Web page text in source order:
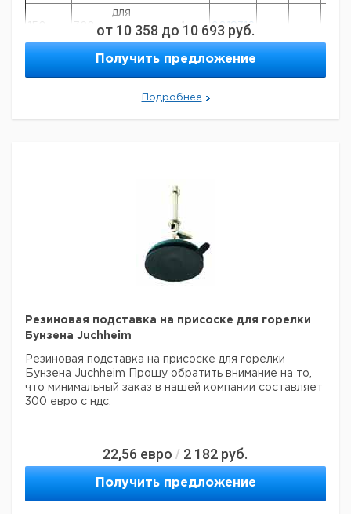
для
природного
газа
1 9018316
для
1 9018317
Прошу обратить внимание на то, что минимальный
заказ в нашей компании составляет 300 евро с ндс.
от 10 358 до 10 693 руб.
Получить предложение
Подробнее
Резиновая подставка на присоске для горелки
Бунзена Juchheim
Резиновая подставка на присоске для горелки
Бунзена Juchheim
Прошу обратить внимание на то,
что минимальный заказ в нашей компании составляет
300 евро с ндс.
22,56 евро / 2 182 руб.
Получить предложение